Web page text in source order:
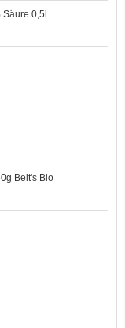
Säure 0,5l
Belt's Bio